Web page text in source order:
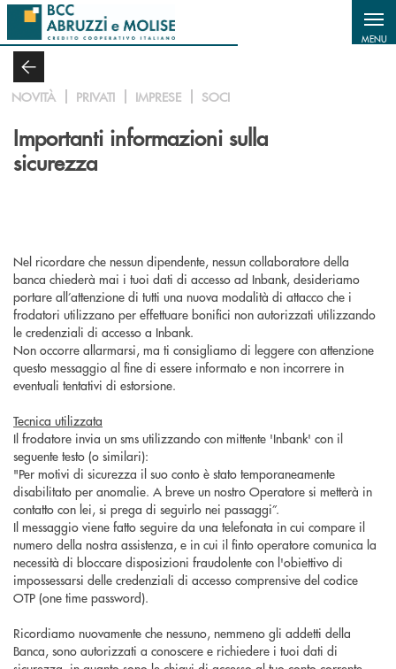
Salta al contenuto principale
MENU
NOVITÀ PRIVATI IMPRESE SOCI
Importanti informazioni sulla
sicurezza
Nel ricordare che nessun dipendente, nessun collaboratore della
banca chiederà mai i tuoi dati di accesso ad Inbank, desideriamo
portare all’attenzione di tutti una nuova modalità di attacco che i
frodatori utilizzano per effettuare bonifici non autorizzati utilizzando
le credenziali di accesso a Inbank.
Non occorre allarmarsi, ma ti consigliamo di leggere con attenzione
questo messaggio al fine di essere informato e non incorrere in
eventuali tentativi di estorsione.
Tecnica utilizzata
Il frodatore invia un sms utilizzando con mittente 'Inbank' con il
seguente testo (o similari):
"Per motivi di sicurezza il suo conto è stato temporaneamente
disabilitato per anomalie. A breve un nostro Operatore si metterà in
contatto con lei, si prega di seguirlo nei passaggi”.
Il messaggio viene fatto seguire da una telefonata in cui compare il
numero della nostra assistenza, e in cui il finto operatore comunica la
necessità di bloccare disposizioni fraudolente con l'obiettivo di
impossessarsi delle credenziali di accesso comprensive del codice
OTP (one time password).
Ricordiamo nuovamente che nessuno, nemmeno gli addetti della
Banca, sono autorizzati a conoscere e richiedere i tuoi dati di